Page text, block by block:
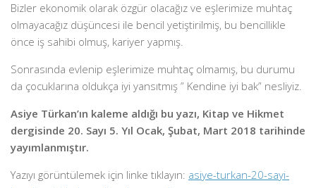
Bizler ekonomik olarak özgür olacağız ve eşlerimize muhtaç
olmayacağız düşüncesi ile bencil yetiştirilmiş, bu bencillikle
önce iş sahibi olmuş, kariyer yapmış.
Sonrasında evlenip eşlerimize muhtaç olmamış, bu durumu
da çocuklarına oldukça iyi yansıtmış ” Kendine iyi bak” nesliyiz.
Asiye Türkan’ın kaleme aldığı bu yazı, Kitap ve Hikmet
dergisinde 20. Sayı 5. Yıl Ocak, Şubat, Mart 2018 tarihinde
yayımlanmıştır.
Yazıyı görüntülemek için linke tıklayın: asiye-turkan-20-sayi-